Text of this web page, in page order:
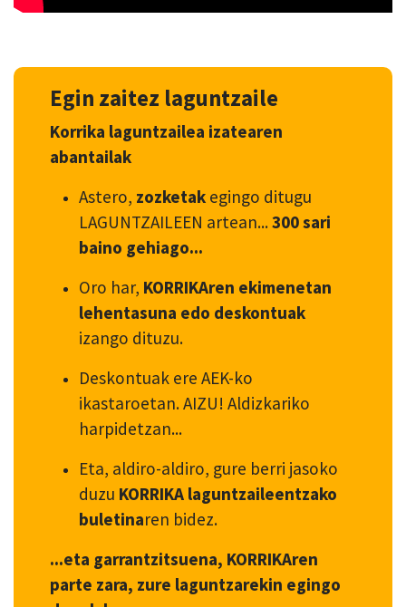
Egin zaitez laguntzaile
Korrika laguntzailea izatearen
abantailak
Astero, zozketak egingo ditugu
LAGUNTZAILEEN artean...300 sari
baino gehiago...
Oro har, KORRIKAren ekimenetan
lehentasuna edo deskontuak
izango dituzu.
Deskontuak ere AEK-ko
ikastaroetan. AIZU! Aldizkariko
harpidetzan...
Eta, aldiro-aldiro, gure berri jasoko
duzu KORRIKA laguntzaileentzako
buletinaren bidez.
...eta garrantzitsuena, KORRIKAren
parte zara, zure laguntzarekin egingo